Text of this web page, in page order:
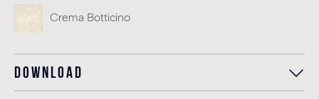
Crema Botticino
Download